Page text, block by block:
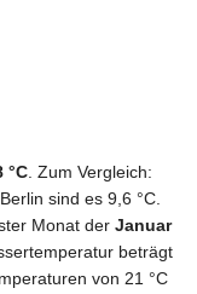
°C . Zum Vergleich:
sind es 9,6 °C.
Monat der Januar
beträgt
von 21 °C